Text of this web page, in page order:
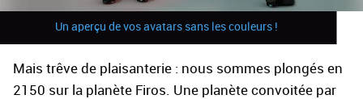
Un aperçu de vos avatars sans les couleurs !
Mais trêve de plaisanterie : nous sommes plongés en
2150 sur la planète Firos. Une planète convoitée par